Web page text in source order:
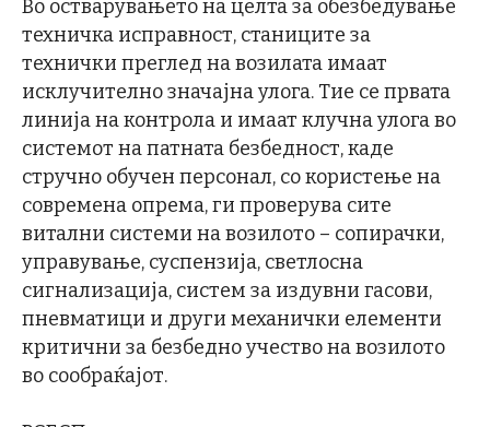
Во остварувањето на целта за обезбедување
техничка исправност, станиците за
технички преглед на возилата имаат
исклучително значајна улога. Тие се првата
линија на контрола и имаат клучна улога во
системот на патната безбедност, каде
стручно обучен персонал, со користење на
современа опрема, ги проверува сите
витални системи на возилото – сопирачки,
управување, суспензија, светлосна
сигнализација, систем за издувни гасови,
пневматици и други механички елементи
критични за безбедно учество на возилото
во сообраќајот.